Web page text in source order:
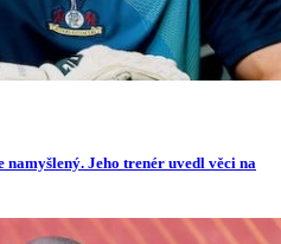
Jeho trenér uvedl věci na